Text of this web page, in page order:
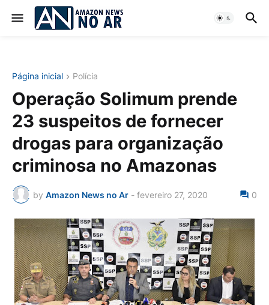
Página inicial Polícia
Operação Solimum prende
23 suspeitos de fornecer
drogas para organização
criminosa no Amazonas
by Amazon News no Ar - fevereiro 27, 2020 0